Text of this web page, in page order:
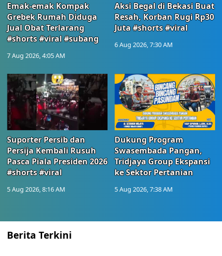
Emak-emak Kompak
Grebek Rumah Diduga
Jual Obat Terlarang
#shorts #viral #subang
7 Aug 2026, 4:05 AM
Aksi Begal di Bekasi Buat
Resah, Korban Rugi Rp30
Juta #shorts #viral
6 Aug 2026, 7:30 AM
Suporter Persib dan
Persija Kembali Rusuh
Pasca Piala Presiden 2026
#shorts #viral
5 Aug 2026, 8:16 AM
Dukung Program
Swasembada Pangan,
Tridjaya Group Ekspansi
ke Sektor Pertanian
5 Aug 2026, 7:38 AM
Berita Terkini